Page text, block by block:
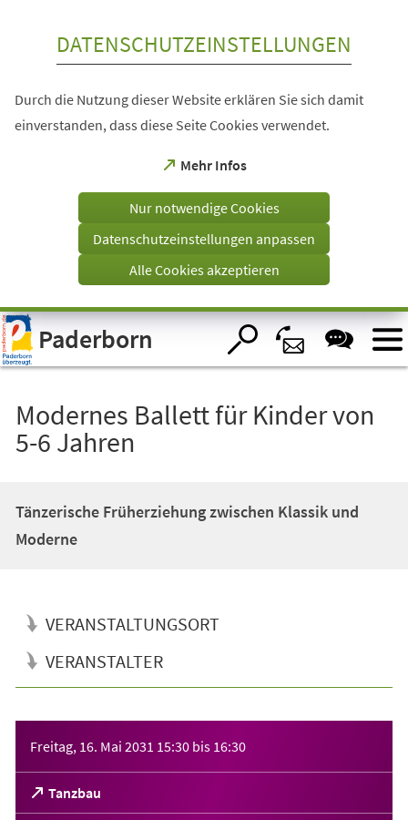
Visuelle
Assistenzsoftware
öffnen.
DATENSCHUTZEINSTELLUNGEN
Durch die Nutzung dieser Website erklären Sie sich damit
einverstanden, dass diese Seite Cookies verwendet.
Mehr Infos
(Öffnet
einem
Tab)
Nur notwendige Cookies
Datenschutzeinstellungen anpassen
Alle Cookies akzeptieren
Paderborn
Modernes Ballett für Kinder von
5-6 Jahren
Tänzerische Früherziehung zwischen Klassik und
Moderne
VERANSTALTUNGSORT
VERANSTALTER
Freitag, 16. Mai 2031 15:30 bis 16:30
Tanzbau
(Öffnet
in